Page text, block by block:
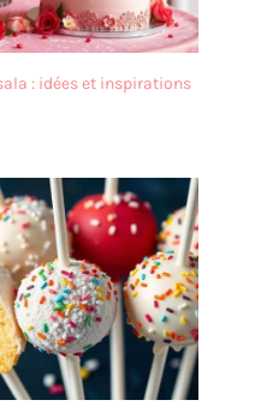
nourriture, permettant
nettoyage facile à la
lavable en
: idées et inspirations